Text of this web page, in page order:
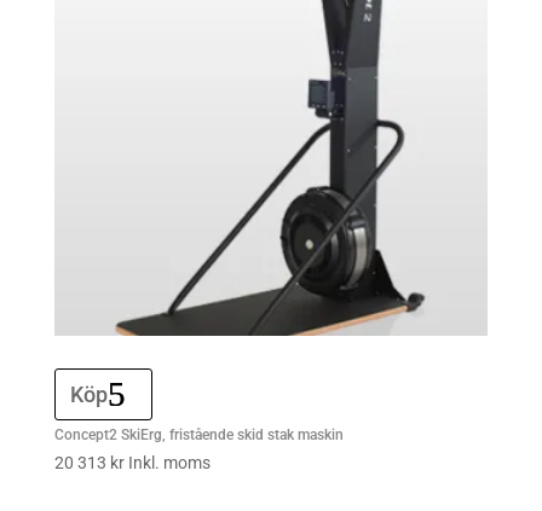
Köp
Concept2 SkiErg, fristående skid stak maskin
20 313 kr Inkl. moms